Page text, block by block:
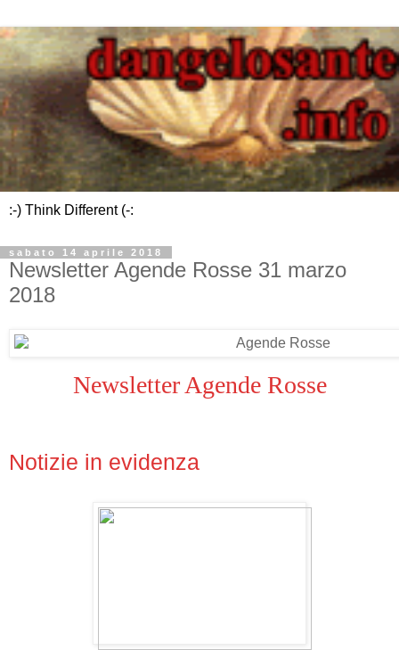
:-) Think Different (-:
sabato 14 aprile 2018
Newsletter Agende Rosse 31 marzo
2018
Newsletter Agende Rosse
Notizie in evidenza